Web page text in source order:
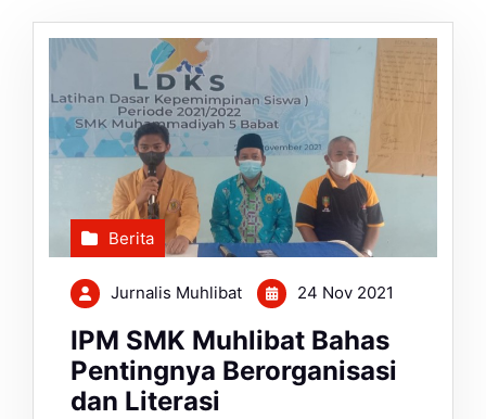
Berita
Jurnalis Muhlibat 24 Nov 2021
IPM SMK Muhlibat Bahas
Pentingnya Berorganisasi
dan Literasi